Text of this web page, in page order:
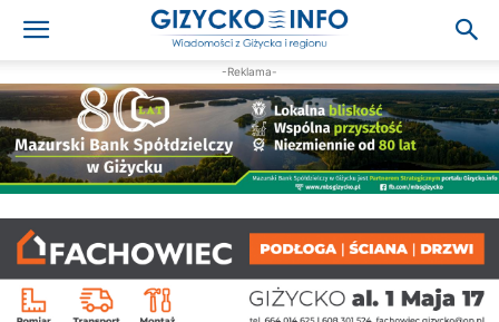
-Reklama-